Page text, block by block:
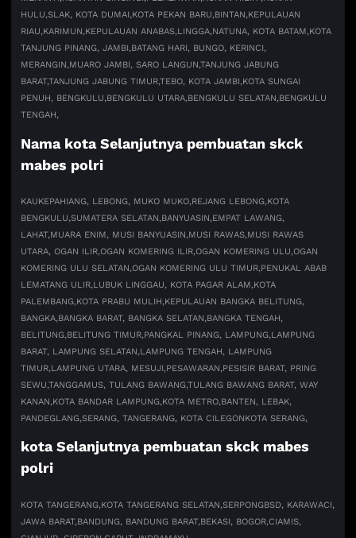
HULU,SLAK, KOTA DUMAI,KOTA PEKAN BARU,BINTAN,KEPULAUAN
RIAU,KARIMUN,KEPULAUAN ANABAS,LINGGA,NATUNA, KOTA BATAM,KOTA
TANJUNG PINANG, JAMBI,BATANG HARI, BUNGO, KERINCI,
MERANGIN,MUARO JAMBI, SARO LANGUN,TANJUNG JABUNG
BARAT,TANJUNG JABUNG TIMUR,TEBO, KOTA JAMBI,KOTA SUNGAI
PENUH, BENGKULU,BENGKULU UTARA,BENGKULU SELATAN,BENGKULU
TENGAH,
Nama kota Selanjutnya pembuatan skck
mabes polri
KAUKEPAHIANG, LEBONG, MUKO MUKO,REJANG LEBONG,KOTA
BENGKULU,SUMATERA SELATAN,BANYUASIN,EMPAT LAWANG,
LAHAT,MUARA ENIM, MUSI BANYUASIN,MUSI RAWAS,MUSI RAWAS
UTARA, OGAN ILIR,OGAN KOMERING ILIR,OGAN KOMERING ULU,OGAN
KOMERING ULU SELATAN,OGAN KOMERING ULU TIMUR,PENUKAL ABAB
LEMATANG ULIR,LUBUK LINGGAU, KOTA PAGAR ALAM,KOTA
PALEMBANG,KOTA PRABU MULIH,KEPULAUAN BANGKA BELITUNG,
BANGKA,BANGKA BARAT, BANGKA SELATAN,BANGKA TENGAH,
BELITUNG,BELITUNG TIMUR,PANGKAL PINANG, LAMPUNG,LAMPUNG
BARAT, LAMPUNG SELATAN,LAMPUNG TENGAH, LAMPUNG
TIMUR,LAMPUNG UTARA, MESUJI,PESAWARAN,PESISIR BARAT, PRING
SEWU,TANGGAMUS, TULANG BAWANG,TULANG BAWANG BARAT, WAY
KANAN,KOTA BANDAR LAMPUNG,KOTA METRO,BANTEN, LEBAK,
PANDEGLANG,SERANG, TANGERANG, KOTA CILEGONKOTA SERANG,
kota Selanjutnya pembuatan skck mabes
polri
KOTA TANGERANG,KOTA TANGERANG SELATAN,SERPONGBSD, KARAWACI,
JAWA BARAT,BANDUNG, BANDUNG BARAT,BEKASI, BOGOR,CIAMIS,